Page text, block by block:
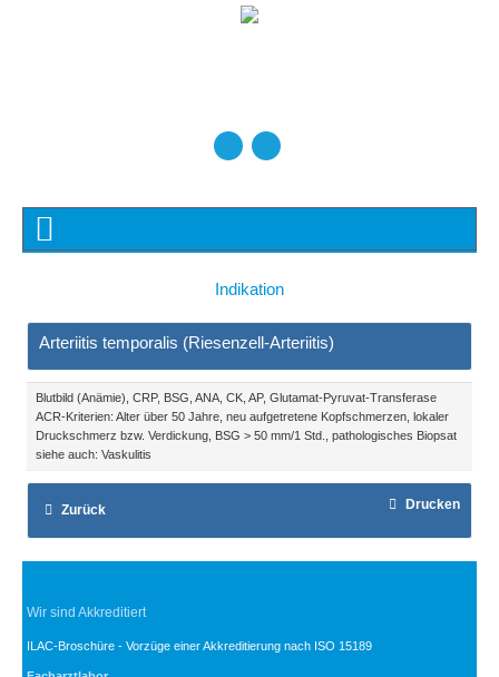
Indikation
Arteriitis temporalis (Riesenzell-Arteriitis)
Blutbild (Anämie), CRP, BSG, ANA, CK, AP, Glutamat-Pyruvat-Transferase
ACR-Kriterien: Alter über 50 Jahre, neu aufgetretene Kopfschmerzen, lokaler
Druckschmerz bzw. Verdickung, BSG > 50 mm/1 Std., pathologisches Biopsat
siehe auch: Vaskulitis
Zurück Drucken
Wir sind Akkreditiert
ILAC-Broschüre - Vorzüge einer Akkreditierung nach ISO 15189